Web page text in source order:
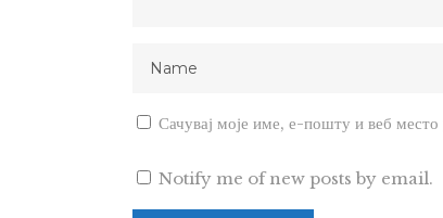
Сачувај моје име, е-пошту и веб
Notify me of new posts by email.